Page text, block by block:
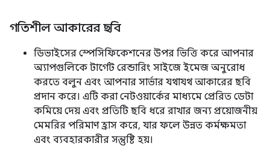
গতিশীল আকারের ছবি
ডিভাইসের স্পেসিফিকেশনের উপর ভিত্তি করে আপনার
অ্যাপগুলিকে টার্গেট রেন্ডারিং সাইজে ইমেজ অনুরোধ
করতে বলুন এবং আপনার সার্ভার যথাযথ আকারের ছবি
প্রদান করে। এটি করা নেটওয়ার্কের মাধ্যমে প্রেরিত ডেটা
কমিয়ে দেয় এবং প্রতিটি ছবি ধরে রাখার জন্য প্রয়োজনীয়
মেমরির পরিমাণ হ্রাস করে, যার ফলে উন্নত কর্মক্ষমতা
এবং ব্যবহারকারীর সন্তুষ্টি হয়।